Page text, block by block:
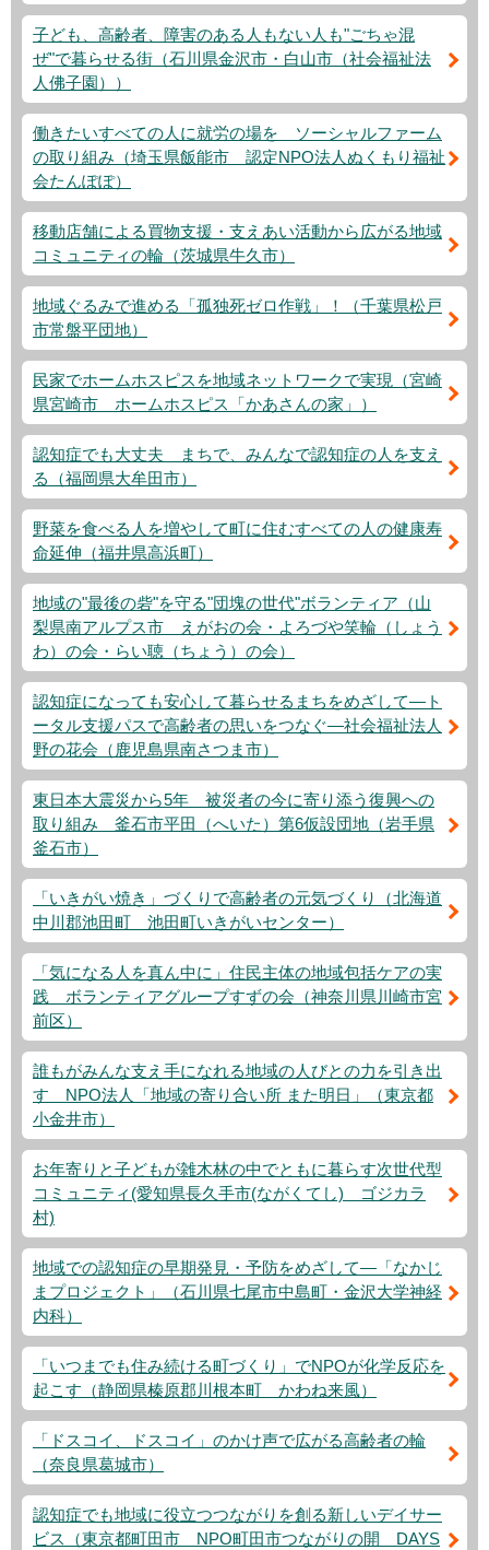
子ども、高齢者、障害のある人もない人も"ごちゃ混
ぜ"で暮らせる街（石川県金沢市・白山市（社会福祉法
人佛子園））
働きたいすべての人に就労の場を ソーシャルファーム
の取り組み（埼玉県飯能市 認定NPO法人ぬくもり福祉
会たんぽぽ）
移動店舗による買物支援・支えあい活動から広がる地域
コミュニティの輪（茨城県牛久市）
地域ぐるみで進める「孤独死ゼロ作戦」！（千葉県松戸
市常盤平団地）
民家でホームホスピスを地域ネットワークで実現（宮崎
県宮崎市 ホームホスピス「かあさんの家」）
認知症でも大丈夫 まちで、みんなで認知症の人を支え
る（福岡県大牟田市）
野菜を食べる人を増やして町に住むすべての人の健康寿
命延伸（福井県高浜町）
地域の"最後の砦"を守る"団塊の世代"ボランティア（山
梨県南アルプス市 えがおの会・よろづや笑輪（しょう
わ）の会・らい聴（ちょう）の会）
認知症になっても安心して暮らせるまちをめざして―ト
ータル支援パスで高齢者の思いをつなぐ―社会福祉法人
野の花会（鹿児島県南さつま市）
東日本大震災から5年 被災者の今に寄り添う復興への
取り組み 釜石市平田（へいた）第6仮設団地（岩手県
釜石市）
「いきがい焼き」づくりで高齢者の元気づくり（北海道
中川郡池田町 池田町いきがいセンター）
「気になる人を真ん中に」住民主体の地域包括ケアの実
践 ボランティアグループすずの会（神奈川県川崎市宮
前区）
誰もがみんな支え手になれる地域の人びとの力を引き出
す NPO法人「地域の寄り合い所 また明日」（東京都
小金井市）
お年寄りと子どもが雑木林の中でともに暮らす次世代型
コミュニティ(愛知県長久手市(ながくてし) ゴジカラ
村)
地域での認知症の早期発見・予防をめざして―「なかじ
まプロジェクト」（石川県七尾市中島町・金沢大学神経
内科）
「いつまでも住み続ける町づくり」でNPOが化学反応を
起こす（静岡県榛原郡川根本町 かわね来風）
「ドスコイ、ドスコイ」のかけ声で広がる高齢者の輪
（奈良県葛城市）
認知症でも地域に役立つつながりを創る新しいデイサー
ビス（東京都町田市 NPO町田市つながりの開 DAYS